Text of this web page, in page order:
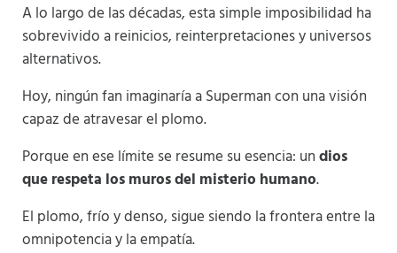
A lo largo de las décadas, esta simple imposibilidad ha
sobrevivido a reinicios, reinterpretaciones y universos
alternativos.
Hoy, ningún fan imaginaría a Superman con una visión
capaz de atravesar el plomo.
Porque en ese límite se resume su esencia: undios
que respeta los muros del misterio humano.
El plomo, frío y denso, sigue siendo la frontera entre la
omnipotencia y la empatía.